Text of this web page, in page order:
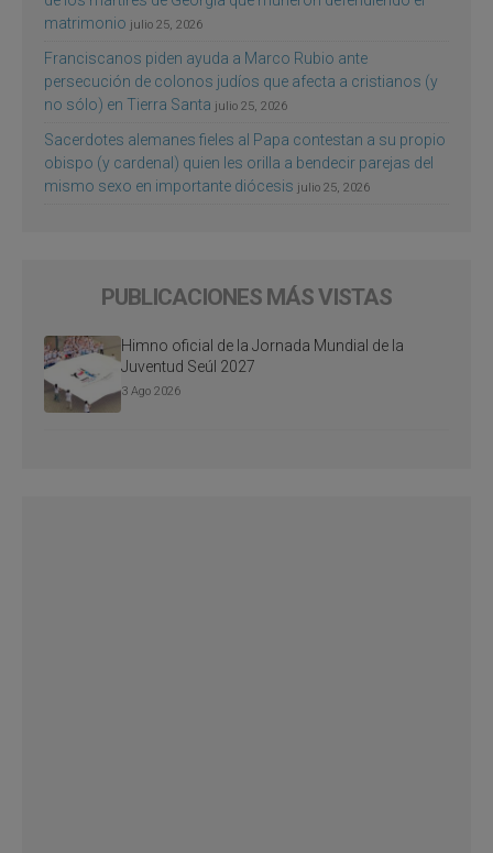
matrimonio julio 25, 2026
Franciscanos piden ayuda a Marco Rubio ante
persecución de colonos judíos que afecta a cristianos (y
no sólo) en Tierra Santa julio 25, 2026
Sacerdotes alemanes fieles al Papa contestan a su propio
obispo (y cardenal) quien les orilla a bendecir parejas del
mismo sexo en importante diócesis julio 25, 2026
PUBLICACIONES MÁS VISTAS
Himno oficial de la Jornada Mundial de la
Juventud Seúl 2027
3 Ago 2026